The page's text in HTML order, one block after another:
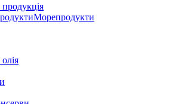
Морепродукти